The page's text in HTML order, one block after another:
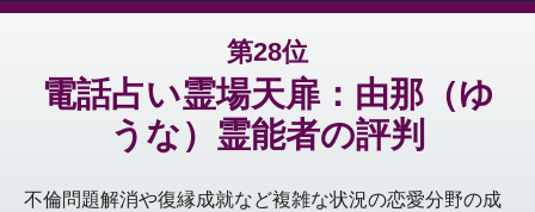
第28位
電話占い霊場天扉：由那（ゆ
うな）霊能者の評判
不倫問題解消や復縁成就など複雑な状況の恋愛分野の成